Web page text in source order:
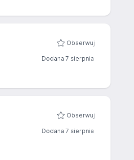
Obserwuj
Dodana 7 sierpnia
Obserwuj
Dodana 7 sierpnia